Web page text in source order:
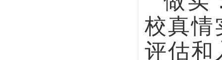
症下药，
高质量、
（来源/